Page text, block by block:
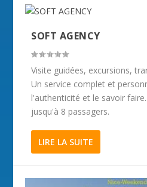
SOFT AGENCY
Visite guidées, excursions,
Un service complet et
l'authenticité et le savoir
jusqu'à 8 passagers.
LIRE LA SUITE